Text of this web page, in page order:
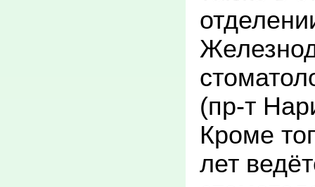
(пр-т
Кроме
лет